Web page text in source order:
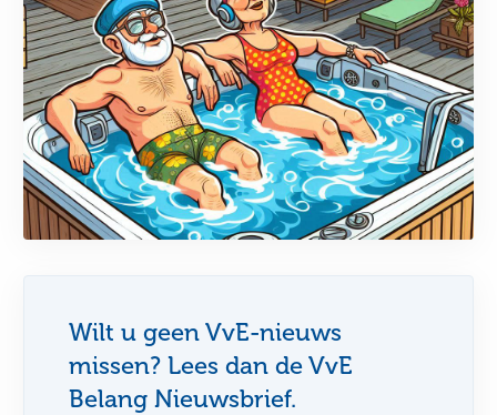
Wilt u geen VvE-nieuws
missen? Lees dan de VvE
Belang Nieuwsbrief.